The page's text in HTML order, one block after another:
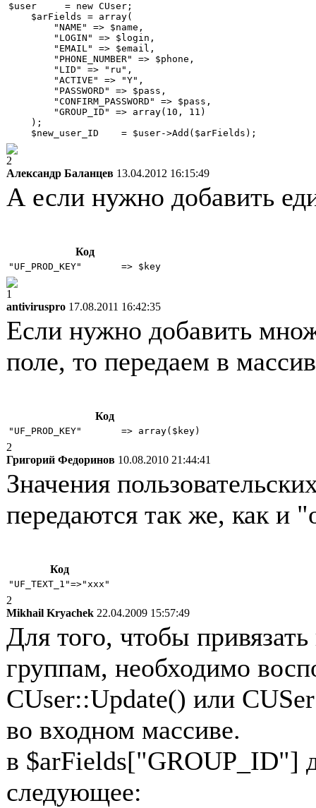
$user     = new CUser;
$arFields = array(
"NAME" => $name,
"LOGIN" => $login,
"EMAIL" => $email,
"PHONE_NUMBER" => $phone,
"LID" => "ru",
"ACTIVE" => "Y",
"PASSWORD" => $pass,
"CONFIRM_PASSWORD" => $pass,
"GROUP_ID" => array(10, 11)
);
2
Александр Баланцев 13.04.2012 16:15:49
А если нужно добавить
Код
"UF_PROD_KEY"       => $key
1
antiviruspro 17.08.2011 16:42:35
Если нужно добавить
поле, то передаем в
Код
"UF_PROD_KEY"       => array($key)
2
Григорий Федоринов 10.08.2010 21:44:41
Значения
передаются так же, как и
Код
"UF_TEXT_1"=>"xxx"
2
Mikhail Kryachek 22.04.2009 15:57:49
Для того, чтобы
группам, необходимо
CUser::Update() или
во входном массиве.
в $arFields["GROUP_ID"]
следующее: